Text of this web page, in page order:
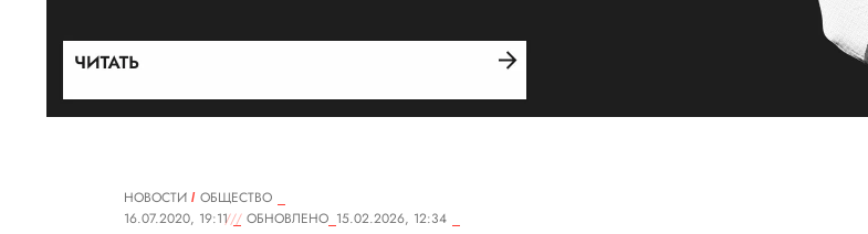
НОВОСТИ
ОБЩЕСТВО
16.07.2020, 19:11
ОБНОВЛЕНО 15.02.2026, 12:34